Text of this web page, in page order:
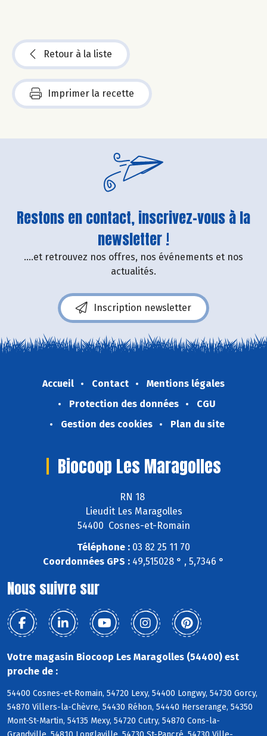
Retour à la liste
Imprimer la recette
Restons en contact, inscrivez-vous à la
newsletter !
....et retrouvez nos offres, nos événements et nos
actualités.
Inscription newsletter
Accueil Contact
Mentions légales
Protection des données
CGU
Gestion des cookies
Plan du site
Biocoop Les Maragolles
RN 18
Lieudit Les Maragolles
54400 Cosnes-et-Romain
Téléphone : 03 82 25 11 70
Coordonnées GPS : 49,515028 ° , 5,7346 °
Nous suivre sur
Votre magasin Biocoop Les Maragolles (54400) est
proche de :
54400 Cosnes-et-Romain, 54720 Lexy, 54400 Longwy, 54730 Gorcy,
54870 Villers-la-Chèvre, 54430 Réhon, 54440 Herserange, 54350
Mont-St-Martin, 54135 Mexy, 54720 Cutry, 54870 Cons-la-